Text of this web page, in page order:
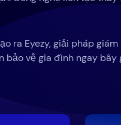
ra Eyezy, giải pháp
bảo vệ gia đình ngay